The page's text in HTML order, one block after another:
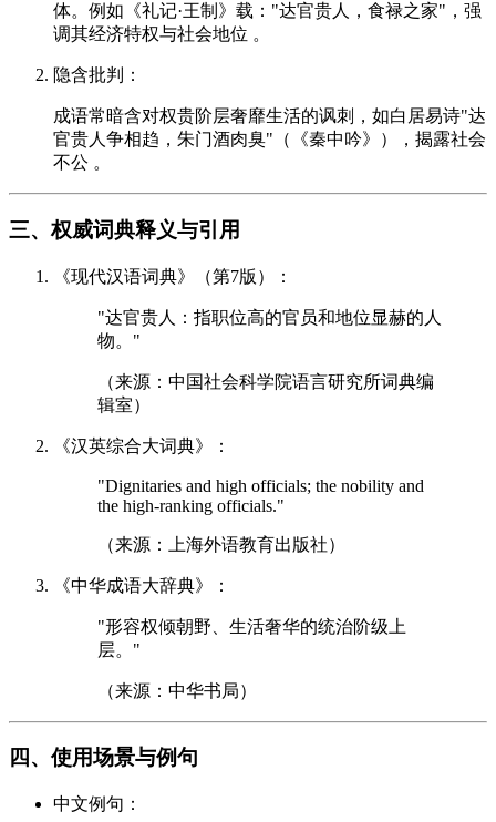
体。例如《礼记·王制》载："达官贵人，食禄之家"，强
调其经济特权与社会地位 。
隐含批判：
成语常暗含对权贵阶层奢靡生活的讽刺，如白居易诗"达
官贵人争相趋，朱门酒肉臭"（《秦中吟》），揭露社会
不公 。
三、权威词典释义与引用
《现代汉语词典》（第7版）：
"达官贵人：指职位高的官员和地位显赫的人
物。"
（来源：中国社会科学院语言研究所词典编
辑室）
《汉英综合大词典》：
"Dignitaries and high officials; the nobility and
the high-ranking officials."
（来源：上海外语教育出版社）
《中华成语大辞典》：
"形容权倾朝野、生活奢华的统治阶级上
层。"
（来源：中华书局）
四、使用场景与例句
中文例句：